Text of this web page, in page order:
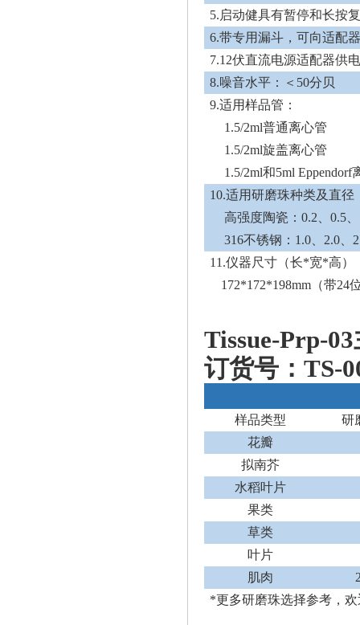
5.启动健具有暂停和长按
6.带专用漏斗，可向适配
7.12伏直流电源适配器供
8.噪音水平：＜50分贝
9.适用样品管：
1.5/2ml普通离心管
1.5/2ml旋盖离心管
1.5/2ml和5ml Eppendorf
10.适用研磨珠种类及直径
高强度陶瓷：0.2、0.5
316不锈钢：1.0、2.0、
11.仪器尺寸（长*宽*高）
172*172*198mm（带24
Tissue-Prp-
订货号：TS-
样品类型
研
花瓣
拟南芥
水稻叶片
果类
草类
叶片
肌肉
*更多研磨珠选择参考，